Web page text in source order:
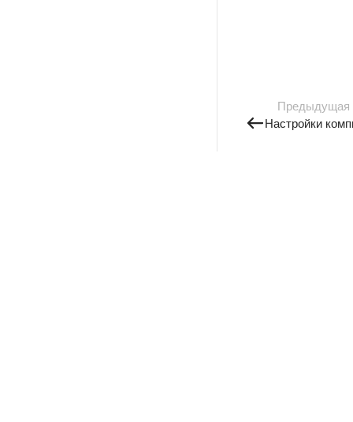
Предыдущая
Настройки